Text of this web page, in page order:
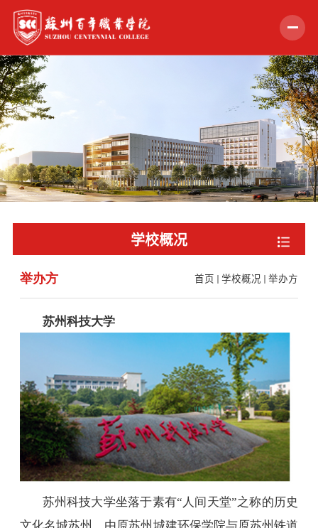
首页
组织机构
教学科研
招生就业
党的建设
我的门户 En 旧版
学校概况
首页 学校概况 举办方
举办方
苏州科技大学
苏州科技大学坐落于素有“人间天堂”之称的历史